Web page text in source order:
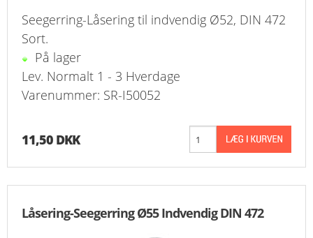
Seegerring-Låsering til indvendig Ø52, DIN 472
Sort.
På lager
Lev. Normalt 1 - 3 Hverdage
Varenummer: SR-I50052
11,50 DKK
Låsering-Seegerring Ø55 Indvendig DIN 472